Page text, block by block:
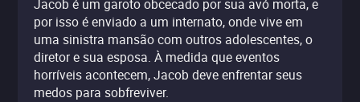
Jacob é um garoto obcecado por sua avó morta, e
por isso é enviado a um internato, onde vive em
uma sinistra mansão com outros adolescentes, o
diretor e sua esposa. À medida que eventos
horríveis acontecem, Jacob deve enfrentar seus
medos para sobfreviver.